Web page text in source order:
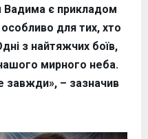
Вадима є прикладом
для тих, хто
з найтяжчих боїв,
мирного неба.
завжди», – зазначив